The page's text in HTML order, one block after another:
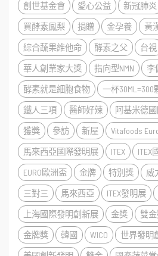
創世基金會 愛心公益 新冠肺炎
買酵素鳳梨 捐贈 金孕養 黃
綜合蔬果維他命 酵素之父 台視
華人創業家大獎 指向型NMN 李
酵素就是細胞食物 一杯
鐵人三項 醫師好辣 阿基米德
獲獎 參訪 新屋 Vitafoods
馬來西亞國際發明展 ITEX ITEX
EURO歐洲盃 金牌 特別獎 威
三對三 馬來西亞 ITEX發明展
上海國際發明創新展 金獎 雙
金牌獎 韓國 WICO 世界發明